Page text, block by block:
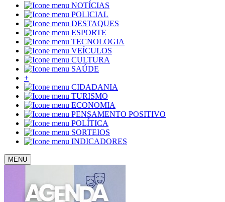
NOTÍCIAS
POLICIAL
DESTAQUES
ESPORTE
TECNOLOGIA
VEÍCULOS
CULTURA
SAÚDE
+
CIDADANIA
TURISMO
ECONOMIA
PENSAMENTO POSITIVO
POLÍTICA
SORTEIOS
INDICADORES
MENU